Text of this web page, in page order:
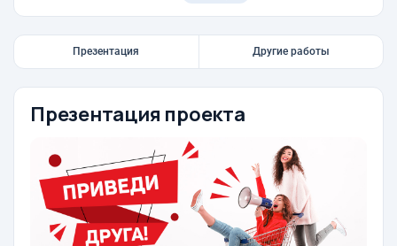
Презентация Другие работы
Презентация проекта